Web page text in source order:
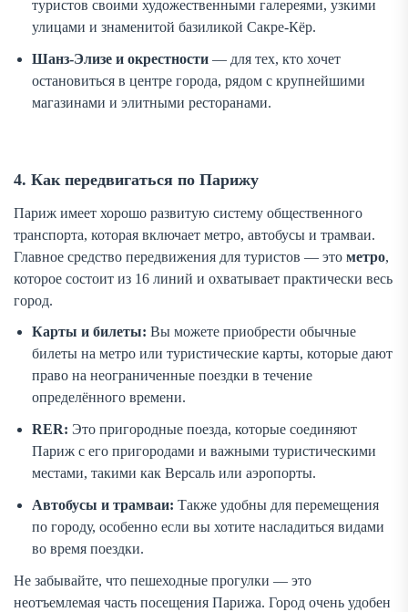
туристов своими художественными галереями, узкими
улицами и знаменитой базиликой Сакре-Кёр.
Шанз-Элизе и окрестности — для тех, кто хочет
остановиться в центре города, рядом с крупнейшими
магазинами и элитными ресторанами.
4. Как передвигаться по Парижу
Париж имеет хорошо развитую систему общественного
транспорта, которая включает метро, автобусы и трамваи.
Главное средство передвижения для туристов — это метро,
которое состоит из 16 линий и охватывает практически весь
город.
Карты и билеты: Вы можете приобрести обычные
билеты на метро или туристические карты, которые дают
право на неограниченные поездки в течение
определённого времени.
RER: Это пригородные поезда, которые соединяют
Париж с его пригородами и важными туристическими
местами, такими как Версаль или аэропорты.
Автобусы и трамваи: Также удобны для перемещения
по городу, особенно если вы хотите насладиться видами
во время поездки.
Не забывайте, что пешеходные прогулки — это
неотъемлемая часть посещения Парижа. Город очень удобен